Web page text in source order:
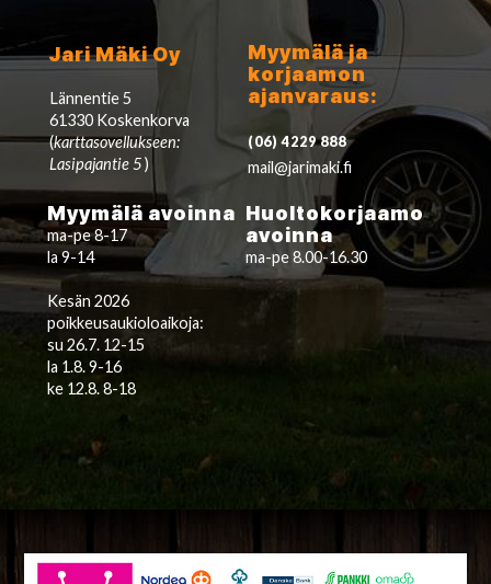
Jari Mäki Oy
Lännentie 5
61330 Koskenkorva
(karttasovellukseen:
Lasipajantie 5)
Myymälä ja
korjaamon
ajanvaraus:
(06) 4229 888
mail@jarimaki.fi
Myymälä avoinna
ma-pe 8-17
la 9-14
Kesän 2026
poikkeusaukioloaikoja:
su 26.7. 12-15
la 1.8. 9-16
ke 12.8. 8-18
Huoltokorjaamo
avoinna
ma-pe 8.00-16.30